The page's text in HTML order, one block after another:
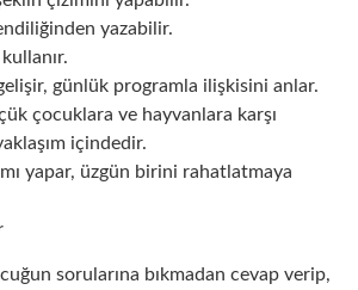
yazabilir.
günlük programla ilişkisini anlar.
çocuklara ve hayvanlara karşı
içindedir.
yapar, üzgün birini rahatlatmaya
sorularına bıkmadan cevap verip,